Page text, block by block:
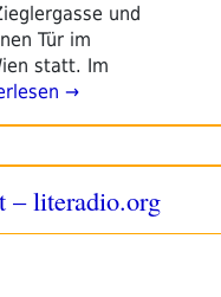
und
Tür im
statt. Im
→
– literadio.org